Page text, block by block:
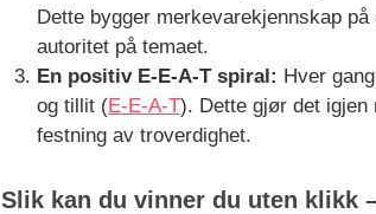
Dette bygger merkevarekjennskap
autoritet på temaet.
En positiv E-E-A-T spiral: Hver
og tillit (E-E-A-T). Dette gjør det igjen
festning av troverdighet.
Slik kan du vinner du uten klikk